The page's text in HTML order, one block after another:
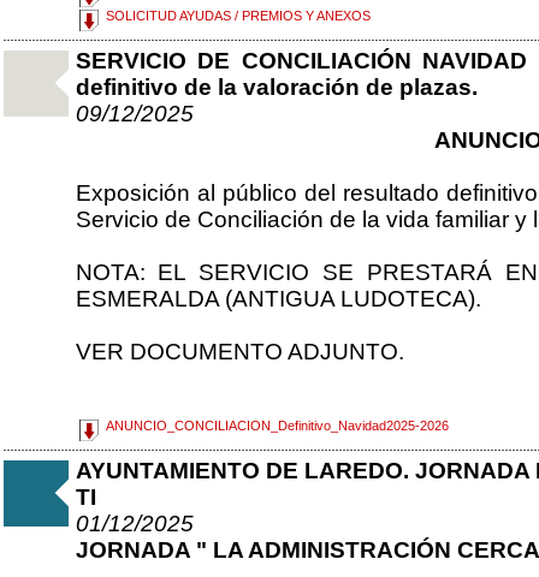
SOLICITUD AYUDAS / PREMIOS Y ANEXOS
SERVICIO DE CONCILIACIÓN
definitivo de la valoración de plazas.
09/12/2025
Exposición al público del resultado
Servicio de Conciliación de la vida familiar
NOTA: EL SERVICIO SE PRESTARÁ
ESMERALDA (ANTIGUA LUDOTECA).
VER DOCUMENTO ADJUNTO.
ANUNCIO_CONCILIACION_Definitivo_Navidad2025-2026
AYUNTAMIENTO DE LAREDO.
TI
01/12/2025
JORNADA " LA ADMINISTRACIÓN